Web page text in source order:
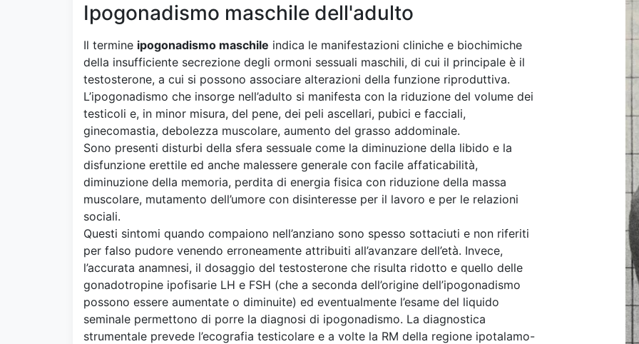
Ipogonadismo maschile dell'adulto
Il termine ipogonadismo maschile indica le manifestazioni cliniche e biochimiche
della insufficiente secrezione degli ormoni sessuali maschili, di cui il principale è il
testosterone, a cui si possono associare alterazioni della funzione riproduttiva.
L’ipogonadismo che insorge nell’adulto si manifesta con la riduzione del volume dei
testicoli e, in minor misura, del pene, dei peli ascellari, pubici e facciali,
ginecomastia, debolezza muscolare, aumento del grasso addominale.
Sono presenti disturbi della sfera sessuale come la diminuzione della libido e la
disfunzione erettile ed anche malessere generale con facile affaticabilità,
diminuzione della memoria, perdita di energia fisica con riduzione della massa
muscolare, mutamento dell’umore con disinteresse per il lavoro e per le relazioni
sociali.
Questi sintomi quando compaiono nell’anziano sono spesso sottaciuti e non riferiti
per falso pudore venendo erroneamente attribuiti all’avanzare dell’età. Invece,
l’accurata anamnesi, il dosaggio del testosterone che risulta ridotto e quello delle
gonadotropine ipofisarie LH e FSH (che a seconda dell’origine dell’ipogonadismo
possono essere aumentate o diminuite) ed eventualmente l’esame del liquido
seminale permettono di porre la diagnosi di ipogonadismo. La diagnostica
strumentale prevede l’ecografia testicolare e a volte la RM della regione ipotalamo-